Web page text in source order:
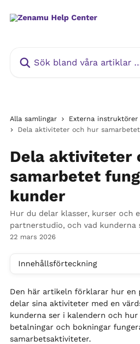
Alla samlingar
Externa
Dela aktiviteter och hur
Dela aktiviteter
samarbetet
kunder
Hur du delar klasser, kurser och
partnerstudio, och vad kunderna
22 mars 2026
Innehållsförteckning
Den här artikeln förklarar hur en
delar sina aktiviteter med en
kunderna ser i kalendern och hur
betalningar och bokningar
samarbetsaktiviteter.